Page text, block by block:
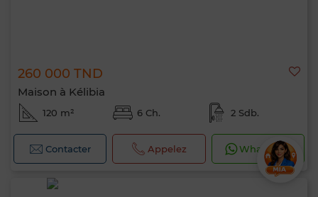
260 000 TND
Maison à Kélibia
120 m² 6 Ch. 2 Sdb.
Contacter Appelez WhatsApp